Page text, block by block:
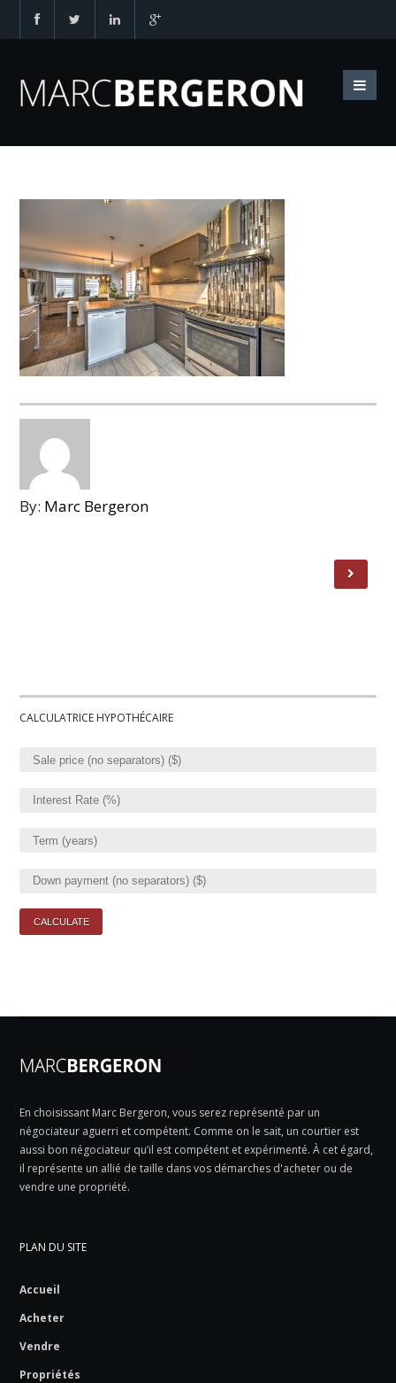
By: Marc Bergeron
CALCULATRICE HYPOTHÉCAIRE
En choisissant Marc Bergeron, vous serez représenté par un
négociateur aguerri et compétent. Comme on le sait, un courtier est
aussi bon négociateur qu’il est compétent et expérimenté. À cet égard,
il représente un allié de taille dans vos démarches d'acheter ou de
vendre une propriété.
PLAN DU SITE
Accueil
Acheter
Vendre
Propriétés